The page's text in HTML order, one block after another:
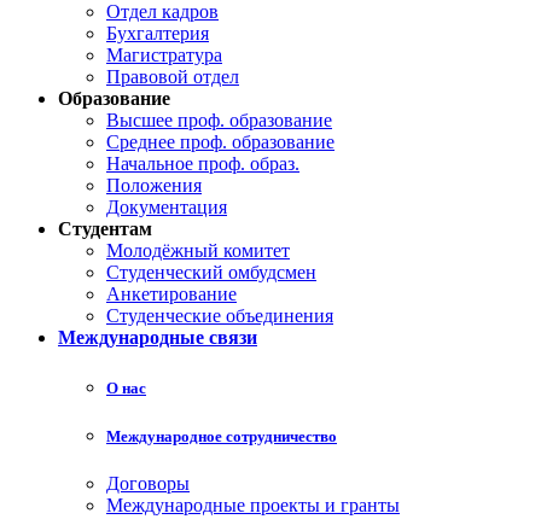
Отдел кадров
Бухгалтерия
Магистратура
Правовой отдел
Образование
Высшее проф. образование
Среднее проф. образование
Начальное проф. образ.
Положения
Документация
Студентам
Молодёжный комитет
Студенческий омбудсмен
Анкетирование
Студенческие объединения
Международные связи
О нас
Международное сотрудничество
Договоры
Международные проекты и гранты